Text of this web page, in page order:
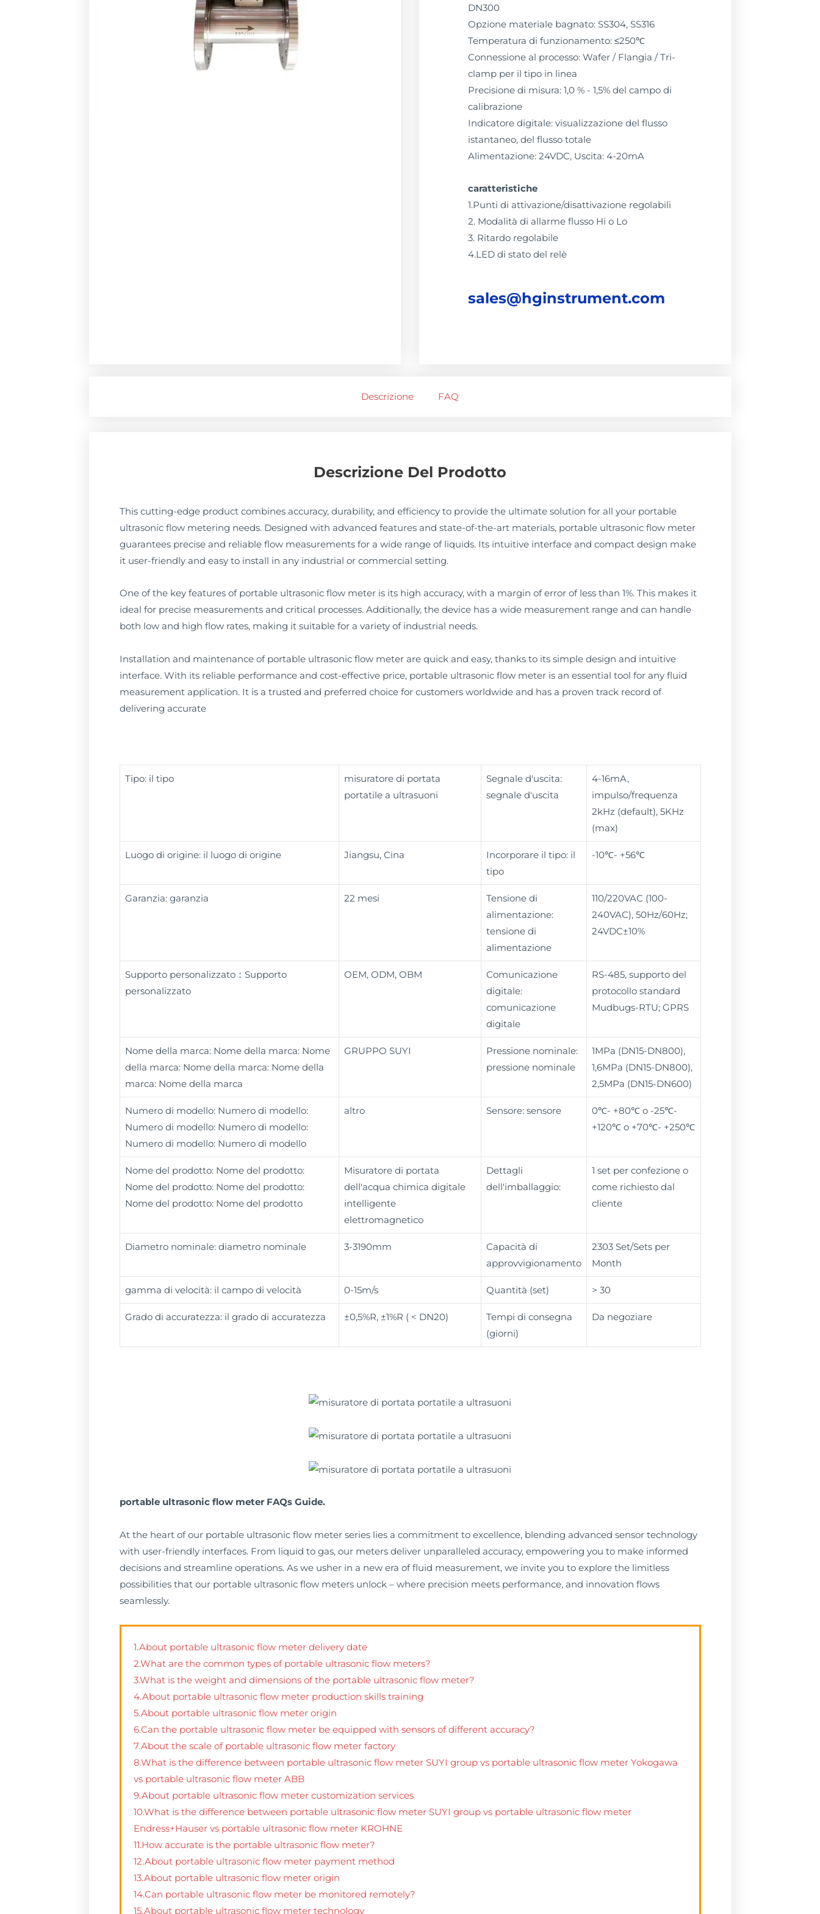
DN300
Opzione materiale bagnato: SS304, SS316
Temperatura di funzionamento: ≤250℃
Connessione al processo: Wafer / Flangia / Tri-
clamp per il tipo in linea
Precisione di misura: 1,0 % - 1,5% del campo di
calibrazione
Indicatore digitale: visualizzazione del flusso
istantaneo, del flusso totale
Alimentazione: 24VDC, Uscita: 4-20mA
caratteristiche
1.Punti di attivazione/disattivazione regolabili
2. Modalità di allarme flusso Hi o Lo
3. Ritardo regolabile
4.LED di stato del relè
sales@hginstrument.com
Descrizione FAQ
Descrizione Del Prodotto
This cutting-edge product combines accuracy, durability, and efficiency to provide the ultimate solution for all your portable
ultrasonic flow metering needs. Designed with advanced features and state-of-the-art materials, portable ultrasonic flow meter
guarantees precise and reliable flow measurements for a wide range of liquids. Its intuitive interface and compact design make
it user-friendly and easy to install in any industrial or commercial setting.
One of the key features of portable ultrasonic flow meter is its high accuracy, with a margin of error of less than 1%. This makes it
ideal for precise measurements and critical processes. Additionally, the device has a wide measurement range and can handle
both low and high flow rates, making it suitable for a variety of industrial needs.
Installation and maintenance of portable ultrasonic flow meter are quick and easy, thanks to its simple design and intuitive
interface. With its reliable performance and cost-effective price, portable ultrasonic flow meter is an essential tool for any fluid
measurement application. It is a trusted and preferred choice for customers worldwide and has a proven track record of
delivering accurate
Tipo: il tipo
misuratore di portata
portatile a ultrasuoni
Segnale d'uscita:
segnale d'uscita
4-16mA,
impulso/frequenza
2kHz (default), 5KHz
(max)
Luogo di origine: il luogo di origine Jiangsu, Cina
Incorporare il tipo: il
tipo
-10℃- +56℃
Garanzia: garanzia 22 mesi
Tensione di
alimentazione:
tensione di
alimentazione
110/220VAC (100-
240VAC), 50Hz/60Hz;
24VDC±10%
Supporto personalizzato：Supporto
personalizzato
OEM, ODM, OBM
Comunicazione
digitale:
comunicazione
digitale
RS-485, supporto del
protocollo standard
Mudbugs-RTU; GPRS
Nome della marca: Nome della marca: Nome
della marca: Nome della marca: Nome della
marca: Nome della marca
GRUPPO SUYI
Pressione nominale:
pressione nominale
1MPa (DN15-DN800),
1,6MPa (DN15-DN800),
2,5MPa (DN15-DN600)
Numero di modello: Numero di modello:
Numero di modello: Numero di modello:
Numero di modello: Numero di modello
altro Sensore: sensore
0℃- +80℃ o -25℃-
+120℃ o +70℃- +250℃
Nome del prodotto: Nome del prodotto:
Nome del prodotto: Nome del prodotto:
Nome del prodotto: Nome del prodotto
Misuratore di portata
dell'acqua chimica digitale
intelligente
elettromagnetico
Dettagli
dell'imballaggio:
1 set per confezione o
come richiesto dal
cliente
Diametro nominale: diametro nominale 3-3190mm
Capacità di
approvvigionamento
2303 Set/Sets per
Month
gamma di velocità: il campo di velocità 0-15m/s Quantità (set) > 30
Grado di accuratezza: il grado di accuratezza ±0,5%R, ±1%R ( < DN20)
Tempi di consegna
(giorni)
Da negoziare
portable ultrasonic flow meter FAQs Guide.
At the heart of our portable ultrasonic flow meter series lies a commitment to excellence, blending advanced sensor technology
with user-friendly interfaces. From liquid to gas, our meters deliver unparalleled accuracy, empowering you to make informed
decisions and streamline operations. As we usher in a new era of fluid measurement, we invite you to explore the limitless
possibilities that our portable ultrasonic flow meters unlock – where precision meets performance, and innovation flows
seamlessly.
1.About portable ultrasonic flow meter delivery date
2.What are the common types of portable ultrasonic flow meters?
3.What is the weight and dimensions of the portable ultrasonic flow meter?
4.About portable ultrasonic flow meter production skills training
5.About portable ultrasonic flow meter origin
6.Can the portable ultrasonic flow meter be equipped with sensors of different accuracy?
7.About the scale of portable ultrasonic flow meter factory
8.What is the difference between portable ultrasonic flow meter SUYI group vs portable ultrasonic flow meter Yokogawa
vs portable ultrasonic flow meter ABB
9.About portable ultrasonic flow meter customization services
10.What is the difference between portable ultrasonic flow meter SUYI group vs portable ultrasonic flow meter
Endress+Hauser vs portable ultrasonic flow meter KROHNE
11.How accurate is the portable ultrasonic flow meter?
12.About portable ultrasonic flow meter payment method
13.About portable ultrasonic flow meter origin
14.Can portable ultrasonic flow meter be monitored remotely?
15.About portable ultrasonic flow meter technology